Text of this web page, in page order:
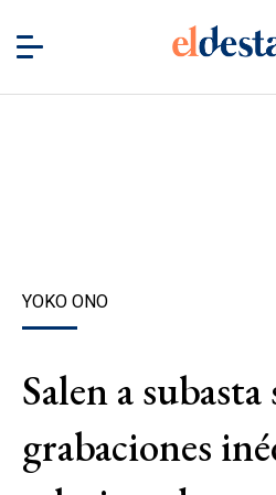
YOKO ONO
Salen a subasta
grabaciones